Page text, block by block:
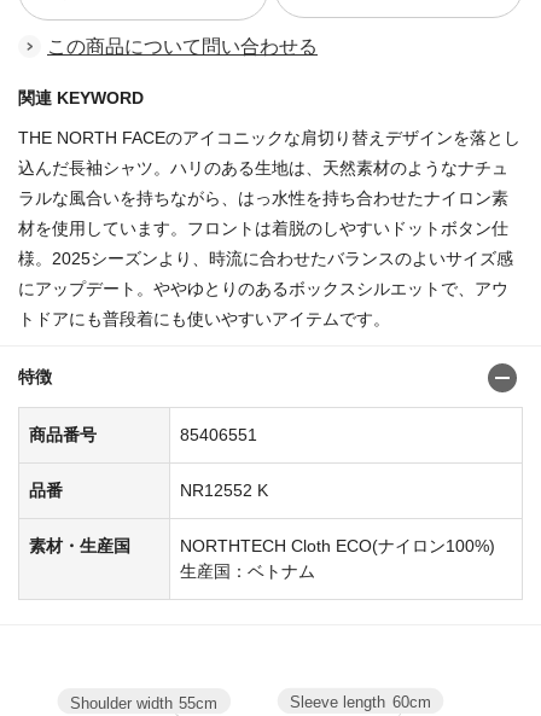
この商品について問い合わせる
関連 KEYWORD
THE NORTH FACEのアイコニックな肩切り替えデザインを落とし
込んだ長袖シャツ。ハリのある生地は、天然素材のようなナチュ
ラルな風合いを持ちながら、はっ水性を持ち合わせたナイロン素
材を使用しています。フロントは着脱のしやすいドットボタン仕
様。2025シーズンより、時流に合わせたバランスのよいサイズ感
にアップデート。ややゆとりのあるボックスシルエットで、アウ
トドアにも普段着にも使いやすいアイテムです。
特徴
商品番号 85406551
品番 NR12552 K
素材・生産国
NORTHTECH Cloth ECO(ナイロン100%)
生産国：ベトナム
Sleeve length 60cm
Shoulder width 55cm